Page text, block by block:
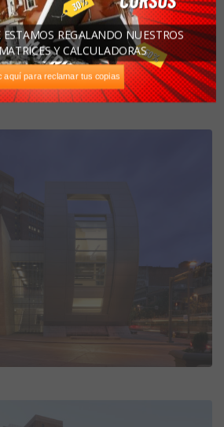
aquí para reclamar tus copias
REGALANDO NUESTROS
Y CALCULADORAS